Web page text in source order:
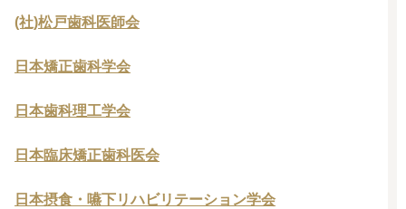
(社)松戸歯科医師会
日本矯正歯科学会
日本歯科理工学会
日本臨床矯正歯科医会
日本摂食・嚥下リハビリテーション学会